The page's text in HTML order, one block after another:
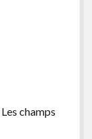
Les champs